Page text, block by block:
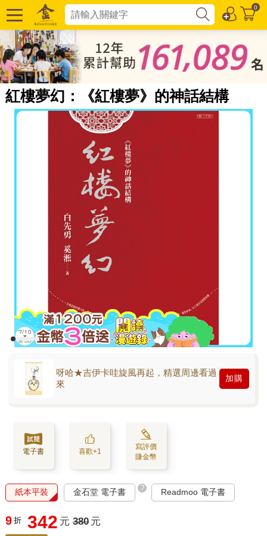
0
紅樓夢幻：《紅樓夢》的神話結構
呀哈★吉伊卡哇旋風再起，精選周邊看過
來
加購
電子書 喜歡+1
寫評價
賺金幣
紙本平裝 金石堂 電子書 ? Readmoo 電子書
9 折 342 元 380 元